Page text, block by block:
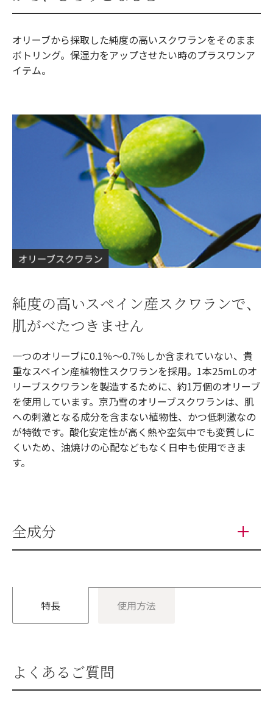
オリーブから採取した純度の高いスクワランをそのまま
ボトリング。保湿力をアップさせたい時のプラスワンア
イテム。
純度の高いスペイン産スクワランで、
肌がべたつきません
一つのオリーブに0.1％～0.7％しか含まれていない、貴
重なスペイン産植物性スクワランを採用。1本25mLのオ
リーブスクワランを製造するために、約1万個のオリーブ
を使用しています。京乃雪のオリーブスクワランは、肌
への刺激となる成分を含まない植物性、かつ低刺激なの
が特徴です。酸化安定性が高く熱や空気中でも変質しに
くいため、油焼けの心配などもなく日中も使用できま
す。
全成分
特長 使用方法
よくあるご質問